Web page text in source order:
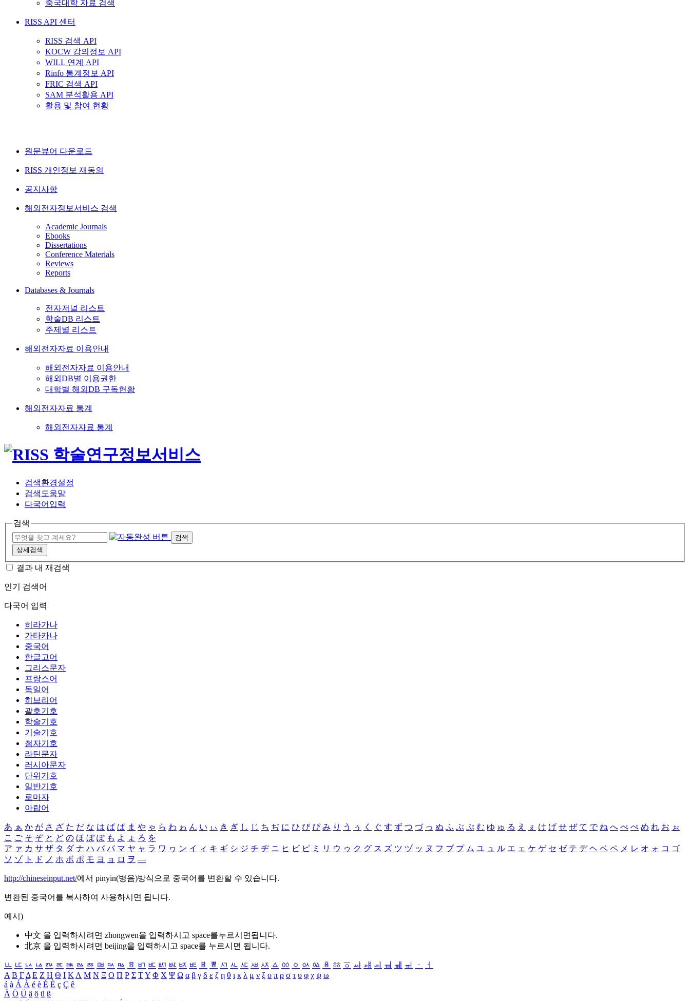
중국대학 자료 검색
RISS API 센터
RISS 검색 API
KOCW 강의정보 API
WILL 연계 API
Rinfo 통계정보 API
FRIC 검색 API
SAM 분석활용 API
활용 및 참여 현황
원문뷰어 다운로드
RISS 개인정보 재동의
공지사항
해외전자정보서비스 검색
Academic Journals
Ebooks
Dissertations
Conference Materials
Reviews
Reports
Databases & Journals
전자저널 리스트
학술DB 리스트
주제별 리스트
해외전자자료 이용안내
해외전자자료 이용안내
해외DB별 이용권한
대학별 해외DB 구독현황
해외전자자료 통계
해외전자자료 통계
검색환경설정
검색도움말
다국어입력
검색
검색
상세검색
결과 내 재검색
인기 검색어
다국어 입력
히라가나
가타카나
중국어
한글고어
그리스문자
프랑스어
독일어
히브리어
괄호기호
학술기호
기술기호
첨자기호
라틴문자
러시아문자
단위기호
일반기호
로마자
아랍어
あ ぁ か が さ ざ た だ な は ば ぱ ま や ゃ ら わ ゎ ん い ぃ き ぎ し じ ち ぢ に ひ び ぴ み り う ぅ く ぐ す ず つ づ っ ぬ ふ ぶ ぷ む ゆ ゅ る え ぇ け げ せ ぜ て で ね へ べ ぺ め れ お ぉ
こ ご そ ぞ と ど の ほ ぼ ぽ も よ ょ ろ を
ア ァ カ サ ザ タ ダ ナ ハ バ パ マ ヤ ャ ラ ワ ヮ ン イ ィ キ ギ シ ジ チ ヂ ニ ヒ ビ ピ ミ リ ウ ゥ ク グ ス ズ ツ ヅ ッ ヌ フ ブ プ ム ユ ュ ル エ ェ ケ ゲ セ ゼ テ デ ヘ ベ ペ メ レ オ ォ コ ゴ
ソ ゾ ト ド ノ ホ ボ ポ モ ヨ ョ ロ ヲ ―
http://chineseinput.net/에서 pinyin(병음)방식으로 중국어를 변환할 수 있습니다.
변환된 중국어를 복사하여 사용하시면 됩니다.
예시)
中文 을 입력하시려면 zhongwen을 입력하시고 space를누르시면됩니다.
北京 을 입력하시려면 beijing을 입력하시고 space를 누르시면 됩니다.
ㅥ ㅦ ㅧ ㅨ ㅩ ㅪ ㅫ ㅬ ㅭ ㅮ ㅯ ㅰ ㅱ ㅲ ㅳ ㅴ ㅵ ㅶ ㅷ ㅸ ㅹ ㅺ ㅻ ㅼ ㅽ ㅾ ㅿ ㆀ ㆁ ㆂ ㆃ ㆄ ㆅ ㆆ ㆇ ㆈ ㆉ ㆊ ㆋ ㆌ ㆍ
ㆎ
Α Β ΓΔ Ε Ζ Η Θ Ι ΚΛ Μ Ν Ξ Ο Π Ρ Σ ΤΥ Φ Χ Ψ Ω α β γ δ ε ζ η θ ι κ λ μ ν ξ ο π ρ σ τ υ φ χ ψ ω
á à Á À é è É È ç Ç ê
Ä Ö Ü ä ö ü ß